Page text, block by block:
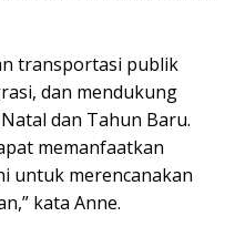
transportasi publik
dan mendukung
dan Tahun Baru.
memanfaatkan
untuk merencanakan
kata Anne.